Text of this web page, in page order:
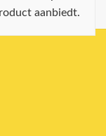
aanbiedt.